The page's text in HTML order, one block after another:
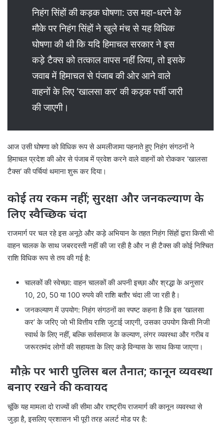
निहंग सिंहों की कड़क घोषणा: उस महा-धरने के
मौके पर निहंग सिंहों ने खुले मंच से यह विधिक
घोषणा की थी कि यदि हिमाचल सरकार ने इस
कड़े टैक्स को तत्काल वापस नहीं लिया, तो इसके
जवाब में हिमाचल से पंजाब की ओर आने वाले
वाहनों के लिए ‘खालसा कर’ की कड़क पर्ची जारी
की जाएगी।
आज उसी घोषणा को विधिक रूप से अमलीजामा पहनाते हुए निहंग संगठनों ने
हिमाचल प्रदेश की ओर से पंजाब में प्रवेश करने वाले वाहनों को रोककर ‘खालसा
टैक्स’ की पर्चियां थमाना शुरू कर दिया।
कोई तय रकम नहीं; सुरक्षा और जनकल्याण के
लिए स्वैच्छिक चंदा
राजमार्ग पर चल रहे इस अनूठे और कड़े अभियान के तहत निहंग सिंहों द्वारा किसी भी
वाहन चालक के साथ जबरदस्ती नहीं की जा रही है और न ही टैक्स की कोई निश्चित
राशि विधिक रूप से तय की गई है:
चालकों की स्वेच्छा: वाहन चालकों की अपनी इच्छा और श्रद्धा के अनुसार
10, 20, 50 या 100 रुपये की राशि बतौर चंदा ली जा रही है।
जनकल्याण में उपयोग: निहंग संगठनों का स्पष्ट कहना है कि इस ‘खालसा
कर’ के जरिए जो भी वित्तीय राशि जुटाई जाएगी, उसका उपयोग किसी निजी
स्वार्थ के लिए नहीं, बल्कि सर्वसमाज के कल्याण, लंगर व्यवस्था और गरीब व
जरूरतमंद लोगों की सहायता के लिए कड़े विन्यास के साथ किया जाएगा।
मौक़े पर भारी पुलिस बल तैनात; कानून व्यवस्था
बनाए रखने की कवायद
चूंकि यह मामला दो राज्यों की सीमा और राष्ट्रीय राजमार्ग की कानून व्यवस्था से
जुड़ा है, इसलिए प्रशासन भी पूरी तरह अलर्ट मोड पर है: